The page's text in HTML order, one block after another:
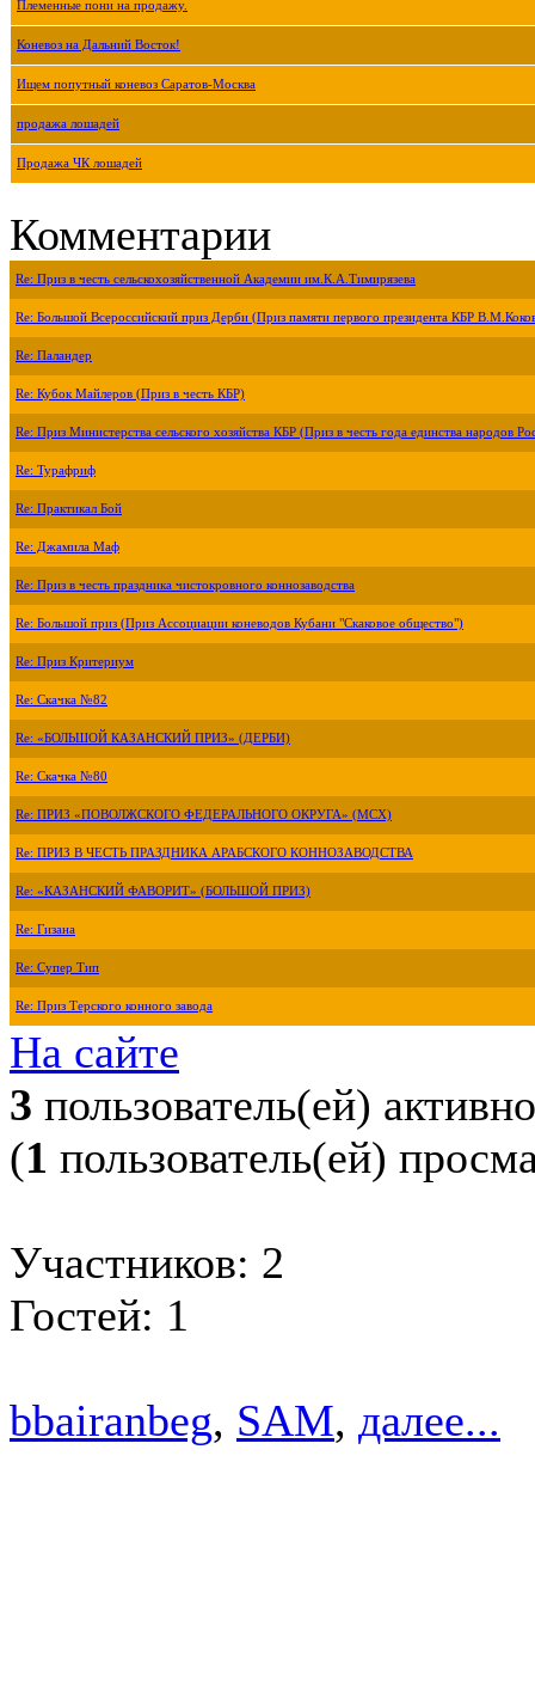
Племенные пони на продажу.
Коневоз на Дальний Восток!
Ищем попутный коневоз Саратов-Москва
продажа лошадей
Продажа ЧК лошадей
Комментарии
Re: Приз в честь сельскохозяйственной Академии им.К.А.Тимирязева
Re: Большой Всероссийский приз Дерби (Приз памяти первого президента КБР
Re: Паландер
Re: Кубок Майлеров (Приз в честь КБР)
Re: Приз Министерства сельского хозяйства КБР (Приз в честь года единства народов
Re: Турафриф
Re: Практикал Бой
Re: Джамила Маф
Re: Приз в честь праздника чистокровного коннозаводства
Re: Большой приз (Приз Ассоциации коневодов Кубани "Скаковое общество")
Re: Приз Критериум
Re: Скачка №82
Re: «БОЛЬШОЙ КАЗАНСКИЙ ПРИЗ» (ДЕРБИ)
Re: Скачка №80
Re: ПРИЗ «ПОВОЛЖСКОГО ФЕДЕРАЛЬНОГО ОКРУГА» (МСХ)
Re: ПРИЗ В ЧЕСТЬ ПРАЗДНИКА АРАБСКОГО КОННОЗАВОДСТВА
Re: «КАЗАНСКИЙ ФАВОРИТ» (БОЛЬШОЙ ПРИЗ)
Re: Гизана
Re: Супер Тип
Re: Приз Терского конного завода
На сайте
3 пользователь(ей) активно
(1 пользователь(ей)
Участников: 2
Гостей: 1
bbairanbeg, SAM, далее...